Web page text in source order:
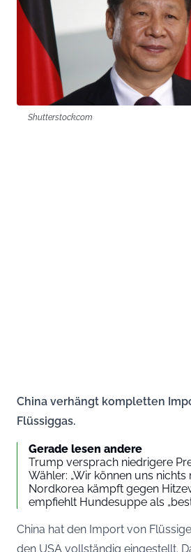
Shutterstock.com
China verhängt kompletten
Flüssiggas.
Gerade lesen andere
Trump versprach niedrigere
Wähler: „Wir können uns nichts
Nordkorea kämpft gegen
empfiehlt Hundesuppe als
China hat den Import von
den USA vollständig eingestellt.